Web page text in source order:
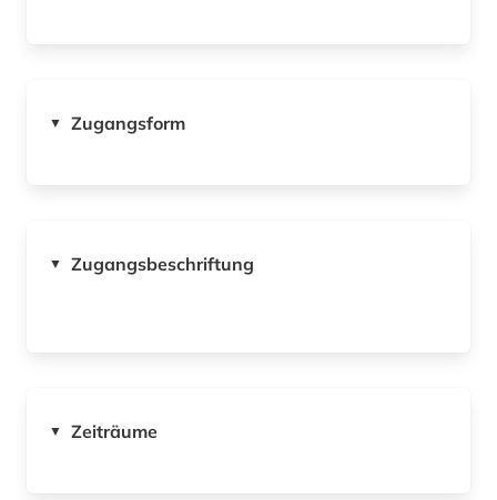
▼ Zugangsform
▼ Zugangsbeschriftung
▼ Zeiträume